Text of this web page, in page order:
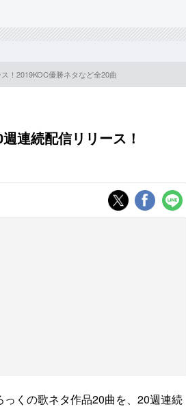
！2019KOC優勝ネタなど全20曲
連続配信リリース！
くの歌ネタ作品20曲を、20週連続